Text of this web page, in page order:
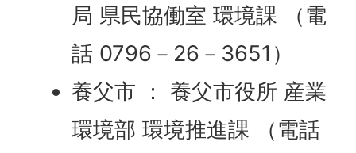
局 県民協働室 環境課 （電
話 0796－26－3651）
養父市 ： 養父市役所 産業
環境部 環境推進課 （電話